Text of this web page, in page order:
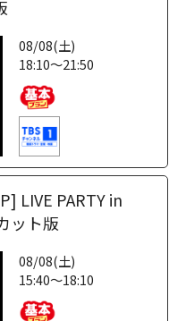
08/08(土)
18:10～21:50
LIVE PARTY in
ット版
08/08(土)
15:40～18:10